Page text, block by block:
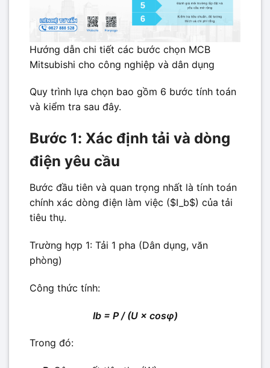
Hướng dẫn chi tiết các bước chọn MCB
Mitsubishi cho công nghiệp và dân dụng
Quy trình lựa chọn bao gồm 6 bước tính toán
và kiểm tra sau đây.
Bước 1: Xác định tải và dòng
điện yêu cầu
Bước đầu tiên và quan trọng nhất là tính toán
chính xác dòng điện làm việc ($I_b$) của tải
tiêu thụ.
Trường hợp 1: Tải 1 pha (Dân dụng, văn
phòng)
Công thức tính:
Ib = P / (U × cosφ)
Trong đó: